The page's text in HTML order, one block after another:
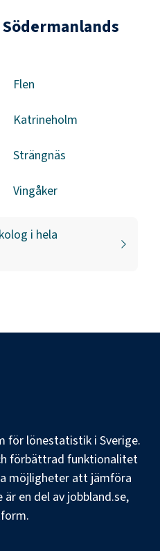
Flen
Katrineholm
Strängnäs
Vingåker
i hela
för lönestatistik i Sverige.
förbättrad funktionalitet
möjligheter att jämföra
är en del av jobbland.se,